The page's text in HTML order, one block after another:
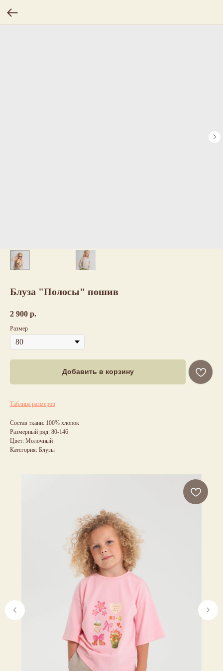
Блуза "Полосы" пошив
2 900 р.
Размер
Добавить в корзину
Таблица размеров
Состав ткани: 100% хлопок
Размерный ряд: 80-146
Цвет: Молочный
Категория: Блузы